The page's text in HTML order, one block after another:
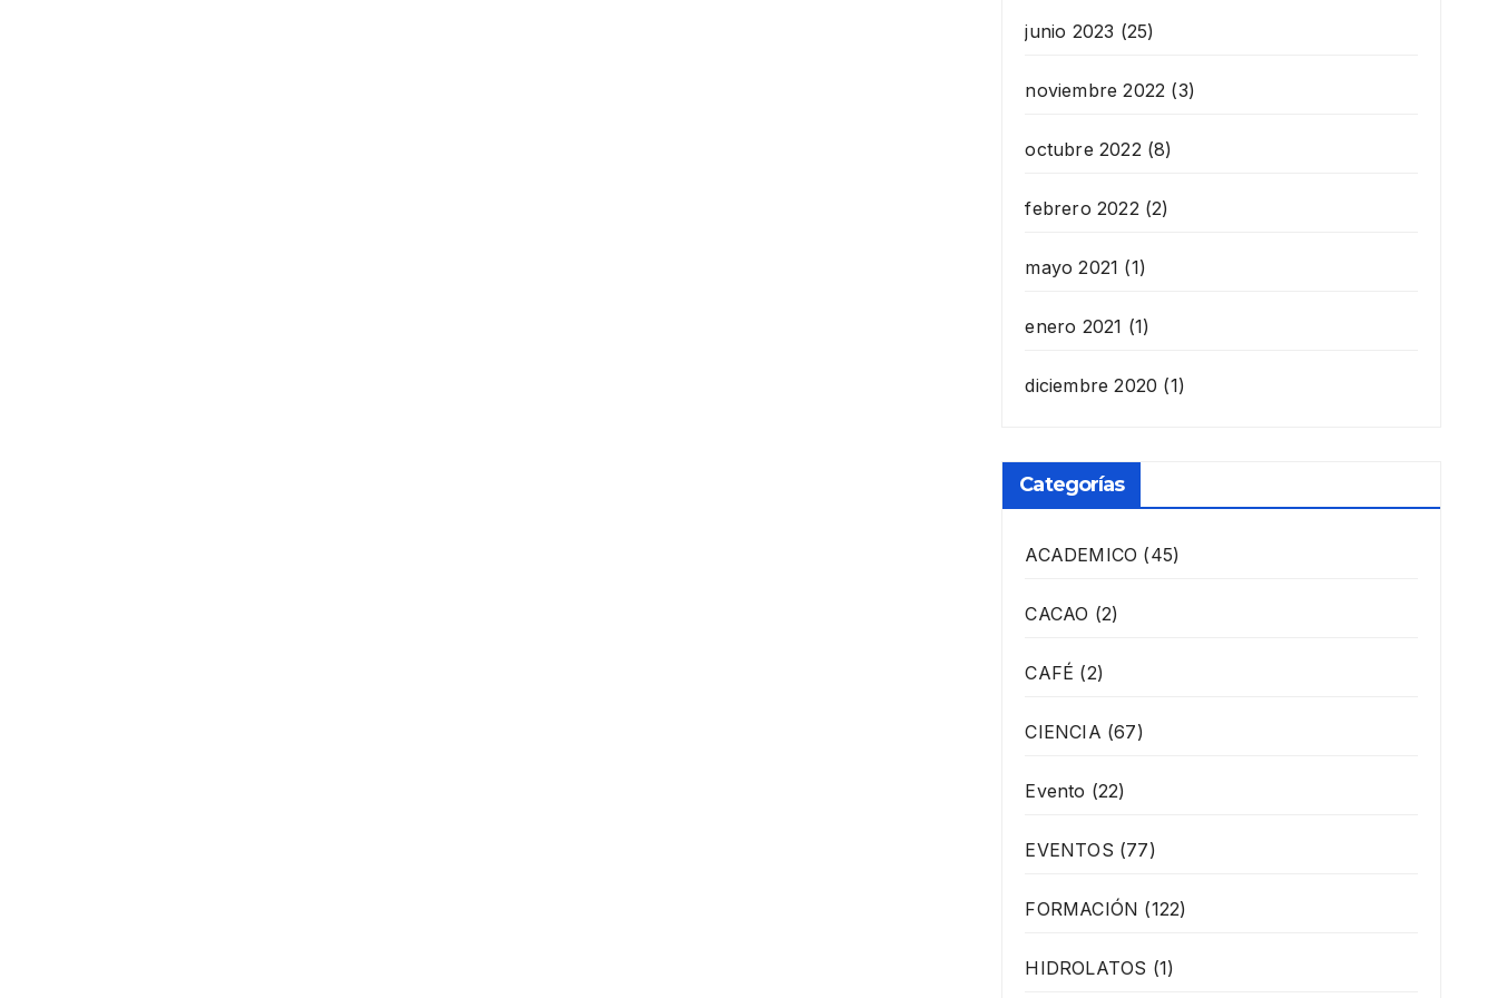
junio 2023 (25)
noviembre 2022 (3)
octubre 2022(8)
febrero 2022(2)
mayo 2021 (1)
enero 2021 (1)
diciembre 2020 (1)
Categorías
ACADEMICO (45)
CACAO (2)
CAFÉ (2)
CIENCIA (67)
Evento (22)
EVENTOS (77)
FORMACIÓN (122)
HIDROLATOS (1)